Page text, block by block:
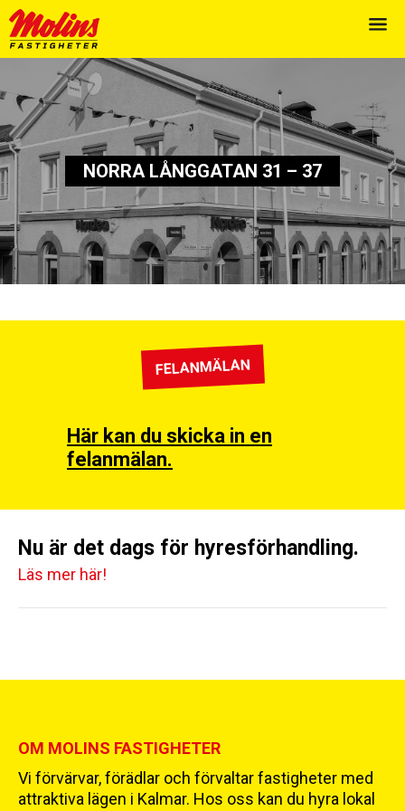
NORRA LÅNGGATAN 31 – 37
Nu är det dags för hyresförhandling.
Läs mer här!
FELANMÄLAN
Här kan du skicka in en
felanmälan.
OM MOLINS FASTIGHETER
Vi förvärvar, förädlar och förvaltar fastigheter med
attraktiva lägen i Kalmar. Hos oss kan du hyra lokal